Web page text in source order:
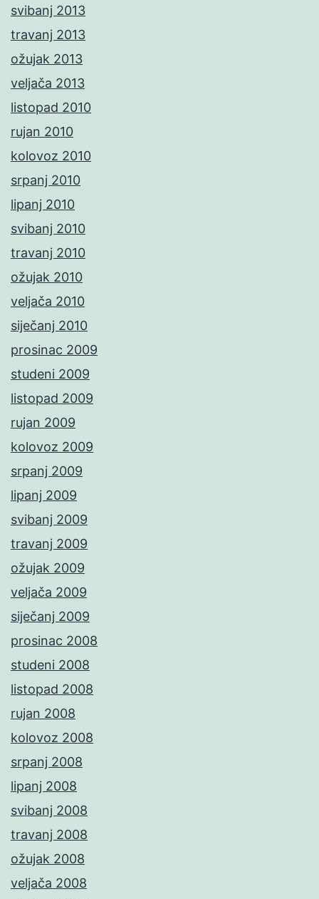
svibanj 2013
travanj 2013
ožujak 2013
veljača 2013
listopad 2010
rujan 2010
kolovoz 2010
srpanj 2010
lipanj 2010
svibanj 2010
travanj 2010
ožujak 2010
veljača 2010
siječanj 2010
prosinac 2009
studeni 2009
listopad 2009
rujan 2009
kolovoz 2009
srpanj 2009
lipanj 2009
svibanj 2009
travanj 2009
ožujak 2009
veljača 2009
siječanj 2009
prosinac 2008
studeni 2008
listopad 2008
rujan 2008
kolovoz 2008
srpanj 2008
lipanj 2008
svibanj 2008
travanj 2008
ožujak 2008
veljača 2008